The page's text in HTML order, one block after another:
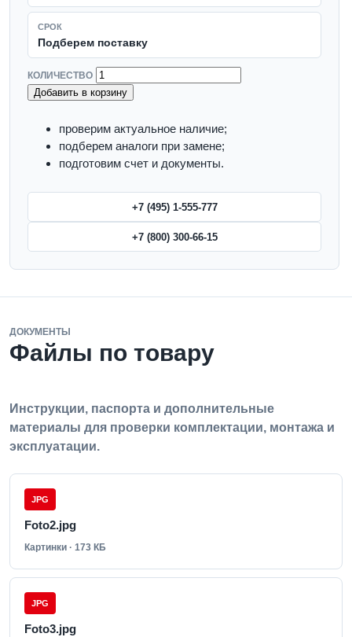
СРОК
Подберем поставку
КОЛИЧЕСТВО
Добавить в корзину
проверим актуальное наличие;
подберем аналоги при замене;
подготовим счет и документы.
+7 (495) 1-555-777
+7 (800) 300-66-15
ДОКУМЕНТЫ
Файлы по товару
Инструкции, паспорта и дополнительные
материалы для проверки комплектации, монтажа и
эксплуатации.
JPG
Foto2.jpg
Картинки · 173 КБ
JPG
Foto3.jpg